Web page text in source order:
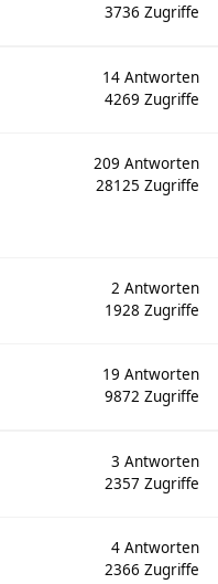
3736Zugriffe
14Antworten
4269Zugriffe
209Antworten
28125Zugriffe
2Antworten
1928Zugriffe
19Antworten
9872Zugriffe
3Antworten
2357Zugriffe
4Antworten
2366Zugriffe